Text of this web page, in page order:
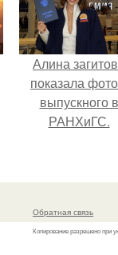
Алина
показала
выпускного в
РАНХиГС.
Обратная связь
Копирование разрешено при